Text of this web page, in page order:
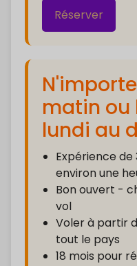
Réserver
matin ou
lundi au
Expérience de
environ une
Bon ouvert -
vol
Voler à partir
tout le pays
18 mois pour